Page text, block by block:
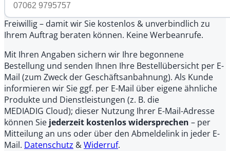
Freiwillig – damit wir Sie kostenlos & unverbindlich zu
Ihrem Auftrag beraten können. Keine Werbeanrufe.
Mit Ihren Angaben sichern wir Ihre begonnene
Bestellung und senden Ihnen Ihre Bestellübersicht per E-
Mail (zum Zweck der Geschäftsanbahnung). Als Kunde
informieren wir Sie ggf. per E-Mail über eigene ähnliche
Produkte und Dienstleistungen (z. B. die
MEDIADIG Cloud); dieser Nutzung Ihrer E-Mail-Adresse
können Sie jederzeit kostenlos widersprechen – per
Mitteilung an uns oder über den Abmeldelink in jeder E-
Mail. Datenschutz &Widerruf.